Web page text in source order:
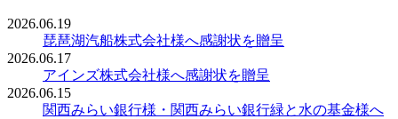
2026.06.19
琵琶湖汽船株式会社様へ感謝状を贈呈
2026.06.17
アインズ株式会社様へ感謝状を贈呈
2026.06.15
関西みらい銀行様・関西みらい銀行緑と水の基金様へ